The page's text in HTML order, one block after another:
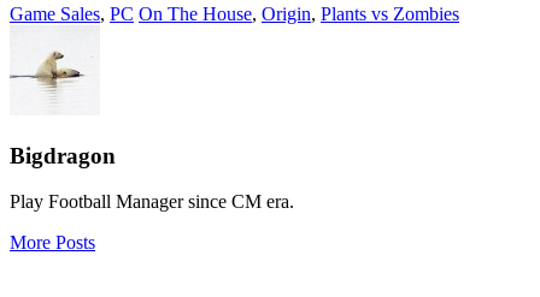
Game Sales, PC On The House, Origin, Plants vs Zombies
Bigdragon
Play Football Manager since CM era.
More Posts